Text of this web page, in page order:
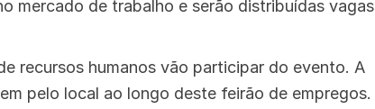
mercado de trabalho e serão distribuídas vagas
recursos humanos vão participar do evento. A
pelo local ao longo deste feirão de empregos.